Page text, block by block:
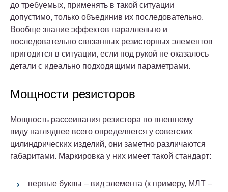
до требуемых, применять в такой ситуации
допустимо, только объединив их последовательно.
Вообще знание эффектов параллельно и
последовательно связанных резисторных элементов
пригодится в ситуации, если под рукой не оказалось
детали с идеально подходящими параметрами.
Мощности резисторов
Мощность рассеивания резистора по внешнему
виду нагляднее всего определяется у советских
цилиндрических изделий, они заметно различаются
габаритами. Маркировка у них имеет такой стандарт:
первые буквы – вид элемента (к примеру, МЛТ –